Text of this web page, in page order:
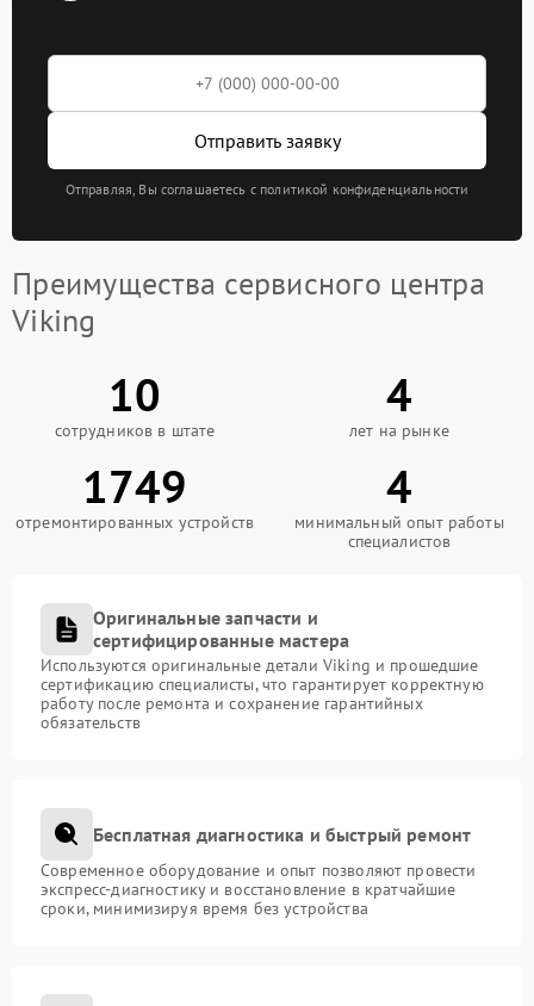
Отправить заявку
Отправляя, Вы соглашаетесь с политикой конфиденциальности
Преимущества сервисного центра
Viking
10
сотрудников в штате
4
лет на рынке
1749
отремонтированных устройств
4
минимальный опыт работы
специалистов
Оригинальные запчасти и
сертифицированные мастера
Используются оригинальные детали Viking и прошедшие
сертификацию специалисты, что гарантирует корректную
работу после ремонта и сохранение гарантийных
обязательств
Бесплатная диагностика и быстрый ремонт
Современное оборудование и опыт позволяют провести
экспресс-диагностику и восстановление в кратчайшие
сроки, минимизируя время без устройства